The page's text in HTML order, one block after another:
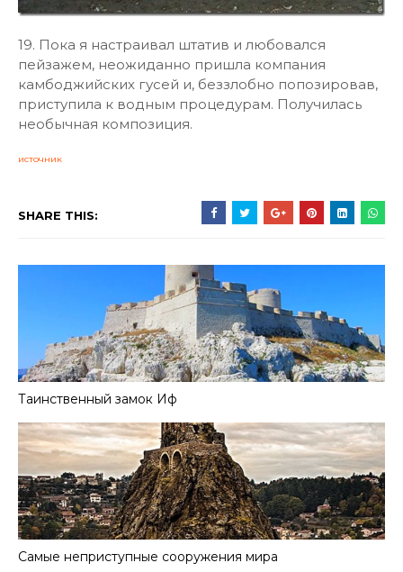
19. Пока я настраивал штатив и любовался
пейзажем, неожиданно пришла компания
камбоджийских гусей и, беззлобно попозировав,
приступила к водным процедурам. Получилась
необычная композиция.
источник
SHARE THIS:
Таинственный замок Иф
Самые неприступные сооружения мира